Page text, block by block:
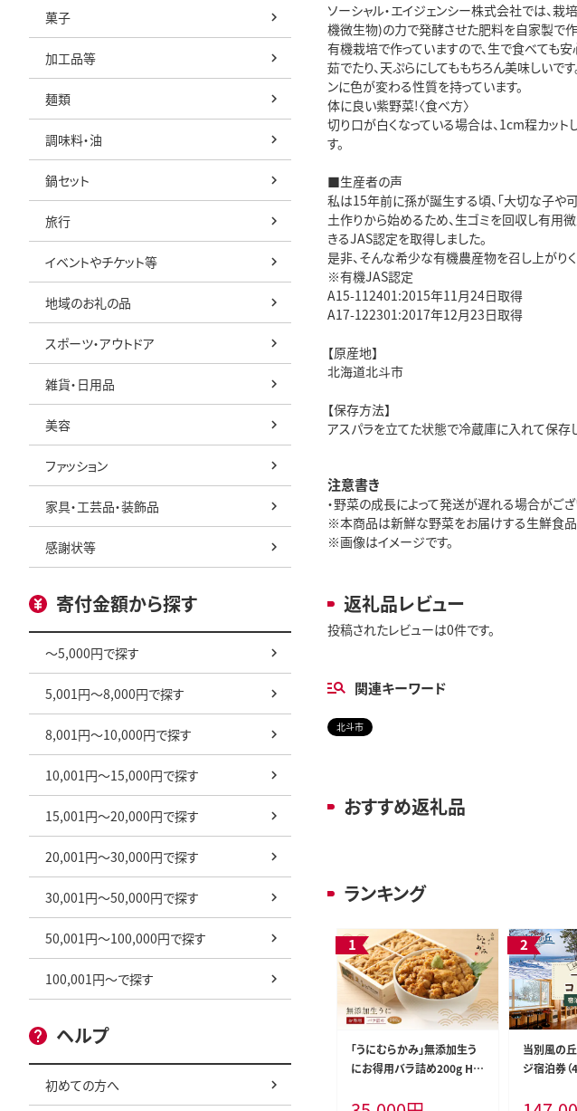
菓子
加工品等
麺類
調味料・油
鍋セット
旅行
イベントやチケット等
地域のお礼の品
スポーツ・アウトドア
雑貨・日用品
美容
ファッション
家具・工芸品・装飾品
感謝状等
寄付金額から探す
～5,000円で探す
5,001円～8,000円で探す
8,001円～10,000円で探す
10,001円～15,000円で探す
15,001円～20,000円で探す
20,001円～30,000円で探す
30,001円～50,000円で探す
50,001円～100,000円で探す
100,001円～で探す
ヘルプ
初めての方へ
ソーシャル・エイジェンシー株式会社では、
機微生物)の力で発酵させた肥料を自家製で作
有機栽培で作っていますので、生で食べても安
茹でたり、天ぷらにしてももちろん美味しいで
ンに色が変わる性質を持っています。
体に良い紫野菜!〈食べ方〉
切り口が白くなっている場合は、1cm程カット
す。
■生産者の声
私は15年前に孫が誕生する頃、「大切な子や
土作りから始めるため、生ゴミを回収し有用
きるJAS認定を取得しました。
是非、そんな希少な有機農産物を召し上がりく
※有機JAS認定
A15-112401:2015年11月24日取得
A17-122301:2017年12月23日取得
【原産地】
北海道北斗市
【保存方法】
アスパラを立てた状態で冷蔵庫に入れて保存
注意書き
・野菜の成長によって発送が遅れる場合がござ
※本商品は新鮮な野菜をお届けする生鮮食品
※画像はイメージです。
返礼品レビュー
投稿されたレビューは0件です。
関連キーワード
北斗市
おすすめ返礼品
ランキング
「うにむらかみ」無添加生う
にお得用バラ詰め200g HO
当別風の
ジ宿泊券（